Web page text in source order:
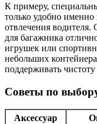
К примеру,
только удобно именно
отвлечения водителя.
для багажника
игрушек или
небольших
поддерживать
Советы по
Аксессуар